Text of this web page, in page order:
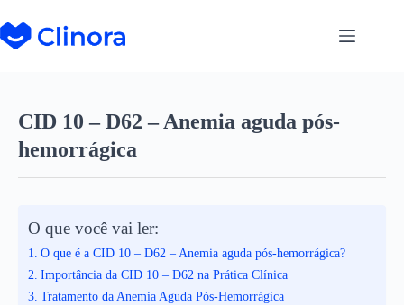
CID 10 – D62 – Anemia aguda pós-
hemorrágica
O que você vai ler:
O que é a CID 10 – D62 – Anemia aguda pós-hemorrágica?
Importância da CID 10 – D62 na Prática Clínica
Tratamento da Anemia Aguda Pós-Hemorrágica